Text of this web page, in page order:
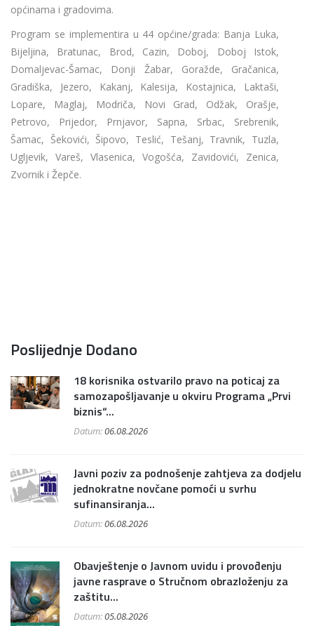
općinama i gradovima.
Program se implementira u 44 općine/grada: Banja Luka,
Bijeljina, Bratunac, Brod, Cazin, Doboj, Doboj Istok,
Domaljevac-Šamac, Donji Žabar, Goražde, Gračanica,
Gradiška, Jezero, Kakanj, Kalesija, Kostajnica, Laktaši,
Lopare, Maglaj, Modriča, Novi Grad, Odžak, Orašje,
Petrovo, Prijedor, Prnjavor, Sapna, Srbac, Srebrenik,
Šamac, Šekovići, Šipovo, Teslić, Tešanj, Travnik, Tuzla,
Ugljevik, Vareš, Vlasenica, Vogošća, Zavidovići, Zenica,
Zvornik i Žepče.
Poslijednje Dodano
18 korisnika ostvarilo pravo na poticaj za
samozapošljavanje u okviru Programa „Prvi
biznis“...
Datum:06.08.2026
Javni poziv za podnošenje zahtjeva za dodjelu
jednokratne novčane pomoći u svrhu
sufinansiranja...
Datum:06.08.2026
Obavještenje o Javnom uvidu i provođenju
javne rasprave o Stručnom obrazloženju za
zaštitu...
Datum:05.08.2026